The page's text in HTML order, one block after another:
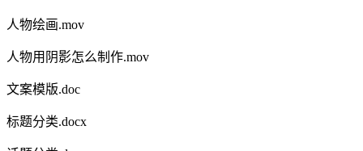
人物绘画.mov
人物用阴影怎么制作.mov
文案模版.doc
标题分类.docx